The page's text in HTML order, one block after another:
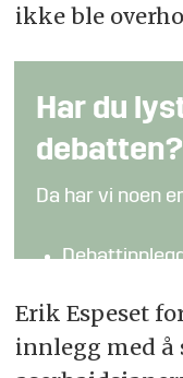
ikke ble
Har du
debatten?
Da har vi noen
Kronikker og
være lengre
Erik Espeset
innlegg med